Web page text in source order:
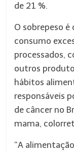
de 21 %.
O sobrepeso
consumo
processados,
outros
hábitos
responsáveis
de câncer no
mama,
“A